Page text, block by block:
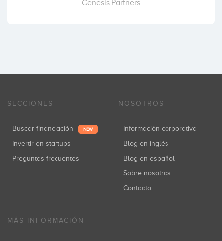
Genesis Partners
SECCIONES
Buscar financiación NEW
Invertir en startups
Preguntas frecuentes
NOSOTROS
Información corporativa
Blog en inglés
Blog en español
Sobre nosotros
Contacto
MÁS INFORMACIÓN